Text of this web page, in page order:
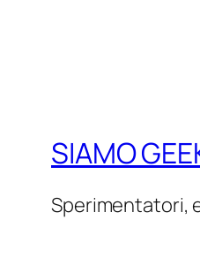
SIAMO
Sperimentatori,